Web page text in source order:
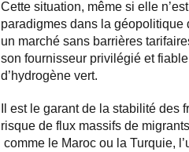
Cette situation, même si elle
paradigmes dans la géopolitique
un marché sans barrières
son fournisseur privilégié et
d’hydrogène vert.
Il est le garant de la stabilité
risque de flux massifs de
comme le Maroc ou la Turquie,